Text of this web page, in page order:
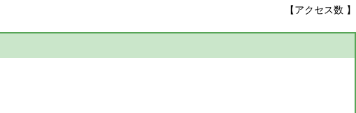
【アクセス数 】